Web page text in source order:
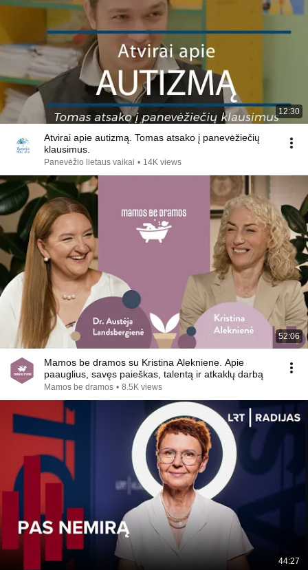
12:30
Atvirai apie autizmą. Tomas atsako į panevėžiečių
klausimus.
Panevėžio lietaus vaikai • 14K views
52:06
Mamos be dramos su Kristina Alekniene. Apie
paauglius, savęs paieškas, talentą ir atkaklų darbą
Mamos be dramos • 8.5K views
44:27